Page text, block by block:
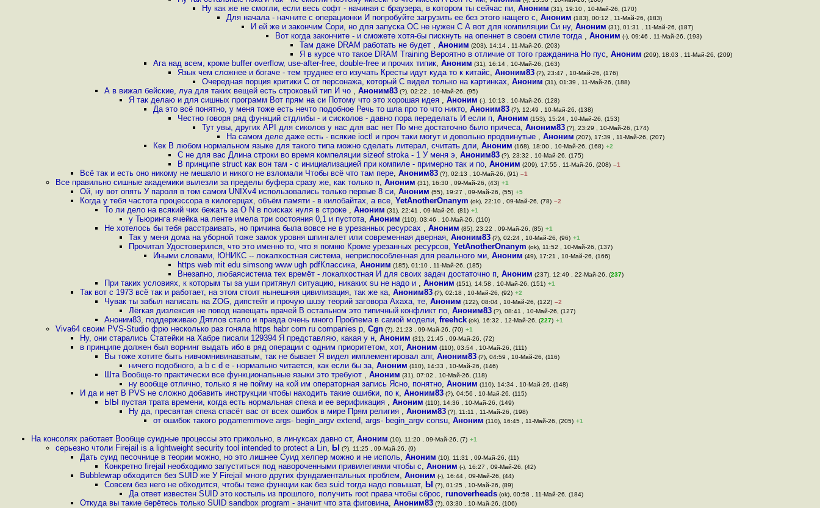
Ну как же не смогли, если весь софт - начиная с браузера, в котором ты сейчас пи, Аноним (31), 19:10 , 10-Май-26, (170)
Для начала - начните с операционки И попробуйте загрузить ее без этого нащего с, Аноним (183), 00:12 , 11-Май-26, (183)
И ей же и закончим Сори, но для запуска ОС не нужен С А вот для компиляции Си ну, Аноним (31), 01:31 , 11-Май-26, (187)
Вот когда закончите - и сможете хотя-бы пискнуть на опеннет в своем стиле тогда , Аноним (-), 09:46 , 11-Май-26, (193)
Там даже DRAM работать не будет , Аноним (203), 14:14 , 11-Май-26, (203)
Я в курсе что такое DRAM Training Вероятно в отличие от того гражданина Но пус, Аноним (209), 18:03 , 11-Май-26, (209)
Ага над всем, кроме buffer overflow, use-after-free, double-free и прочих типик, Аноним (31), 16:14 , 10-Май-26, (163)
Язык чем сложнее и богаче - тем труднее его изучать Кресты идут куда то к китайс, Аноним83 (?), 23:47 , 10-Май-26, (176)
Очередная порция критики C от персонажа, который C видел только на картинках, Аноним (31), 01:39 , 11-Май-26, (188)
А в вижал бейские, луа для таких вещей есть строковый тип И чо , Аноним83 (?), 02:22 , 10-Май-26, (95)
Я так делаю и для сишных программ Вот прям на си Потому что это хорошая идея , Аноним (-), 10:13 , 10-Май-26, (128)
Да это всё понятно, у меня тоже есть нечто подобное Речь то шла про то что никто, Аноним83 (?), 12:49 , 10-Май-26, (138)
Честно говоря ряд функций стдлибы - и сисколов - давно пора переделать И если п, Аноним (153), 15:24 , 10-Май-26, (153)
Тут увы, других API для сиколов у нас для вас нет По мне достаточно было причеса, Аноним83 (?), 23:29 , 10-Май-26, (174)
На самом деле даже есть - всякие ioctl и проч таки могут и довольно продвинутые , Аноним (207), 17:39 , 11-Май-26, (207)
Кек В любом нормальном языке для такого типа можно сделать литерал, считать дли, Аноним (168), 18:00 , 10-Май-26, (168) +2
С не для вас Длина строки во время компеляции sizeof stroka - 1 У меня э, Аноним83 (?), 23:32 , 10-Май-26, (175)
В принципе struct как вон там - с инициализацией при компиле - примерно так и по, Аноним (209), 17:55 , 11-Май-26, (208) –1
Всё так и есть оно никому не мешало и никого не взломали Чтобы всё что там пере, Аноним83 (?), 02:13 , 10-Май-26, (91) –1
Все правильно сишные академики вылезли за пределы буфера сразу же, как только п, Аноним (31), 16:30 , 09-Май-26, (43) +1
Ой, ну вот опять У пароля в том самом UNIXv4 использовались только первые 8 си, Аноним (55), 19:27 , 09-Май-26, (55) +5
Когда у тебя частота процессора в килогерцах, объём памяти - в килобайтах, а все, YetAnotherOnanym (ok), 22:10 , 09-Май-26, (78) –2
То ли дело на всякий чих бежать за O N в поисках нуля в строке , Аноним (31), 22:41 , 09-Май-26, (81) +1
у Тьюринга ячейка на ленте имела три состояния 0,1 и пустота, Аноним (110), 03:46 , 10-Май-26, (110)
Не хотелось бы тебя расстраивать, но причина была вовсе не в урезанных ресурсах , Аноним (85), 23:22 , 09-Май-26, (85) +1
Так у меня дома на уборной тоже замок уровня шпингалет или современная дверная, Аноним83 (?), 02:24 , 10-Май-26, (96) +1
Прочитал Удостоверился, что это именно то, что я помню Кроме урезанных ресурсов, YetAnotherOnanym (ok), 11:52 , 10-Май-26, (137)
Иными словами, ЮНИКС -- локалхостная система, неприспособленная для реального ми, Аноним (49), 17:21 , 10-Май-26, (166)
https web mit edu simsong www ugh pdfКлассика, Аноним (185), 01:10 , 11-Май-26, (185)
Внезапно, любаясистема тех времёт - локалхостная И для своих задач достаточно п, Аноним (237), 12:49 , 22-Май-26, (237)
При таких условиях, к которым ты за уши притянул ситуацию, никаких su не надо и , Аноним (151), 14:58 , 10-Май-26, (151) +1
Так вот с 1973 всё так и работает, на этом стоит нынешняя цивилизация, так же ка, Аноним83 (?), 02:18 , 10-Май-26, (92) +2
Чувак ты забыл написать на ZOG, дипстейт и прочую шuзу теорий заговора Ахаха, те, Аноним (122), 08:04 , 10-Май-26, (122) –2
Лёгкая дизлексия не повод навещать врачей В остальном это типичный конфликт по, Аноним83 (?), 08:41 , 10-Май-26, (127)
Аноним83, поддерживаю Дятлов стало и правда очень много Проблема в самой модели, freehck (ok), 16:32 , 12-Май-26, (227) +1
Viva64 своим PVS-Studio фрю несколько раз гоняла https habr com ru companies p, Cgn (?), 21:23 , 09-Май-26, (70) +1
Ну, они старались Статейки на Хабре писали 129394 Я представляю, какая у н, Аноним (31), 21:45 , 09-Май-26, (72)
в принципе должен был ворнинг выдать ибо в ряд операции с одним приоритетом, хот, Аноним (110), 03:54 , 10-Май-26, (111)
Вы тоже хотите быть нивчомнивинаватым, так не бывает Я видел имплементировал алг, Аноним83 (?), 04:59 , 10-Май-26, (116)
ничего подобного, a b c d e - нормально читается, как если бы за, Аноним (110), 14:33 , 10-Май-26, (146)
Шта Вообще-то практически все функциональные языки это требуют , Аноним (31), 07:02 , 10-Май-26, (118)
ну вообще отлично, только я не пойму на кой им операторная запись Ясно, понятно, Аноним (110), 14:34 , 10-Май-26, (148)
И да и нет В PVS не сложно добавить инструкции чтобы находить такие ошибки, по к, Аноним83 (?), 04:56 , 10-Май-26, (115)
ЫЫ пустая трата времени, когда есть нормальная спека и ее верификация , Аноним (110), 14:36 , 10-Май-26, (149)
Ну да, пресвятая спека спасёт вас от всех ошибок в мире Прям религия , Аноним83 (?), 11:11 , 11-Май-26, (198)
от ошибок такого родаmemmove args- begin_argv extend, args- begin_argv consu, Аноним (110), 16:45 , 11-Май-26, (205) +1
На консолях работает Вообще суидные процессы это прикольно, в линуксах давно ст, Аноним (10), 11:20 , 09-Май-26, (7) +1
серьезно чтоли Firejail is a lightweight security tool intended to protect a Lin, Ы (?), 11:25 , 09-Май-26, (9)
Дать суид песочнице в теории можно, но это лишнее Суид хелпер можно и не исполь, Аноним (10), 11:31 , 09-Май-26, (11)
Конкретно firejail необходимо запуститься под навороченными привилегиями чтобы с, Аноним (-), 16:27 , 09-Май-26, (42)
Bubblewrap обходится без SUID же У Firejail много других фундаментальных проблем, Аноним (-), 16:44 , 09-Май-26, (44)
Совсем без него не обходится, чтобы теже функции как без suid тогда надо повышат, Ы (?), 01:25 , 10-Май-26, (89)
Да ответ известен SUID это костыль из прошлого, получить root права чтобы сброс, runoverheads (ok), 00:58 , 11-Май-26, (184)
Откуда вы такие берётесь только SUID sandbox program - значит что эта фиговина, Аноним83 (?), 03:30 , 10-Май-26, (106)